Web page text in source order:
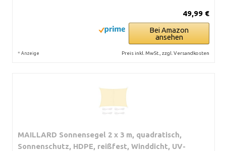
49,99 €
Bei Amazon
ansehen
* Anzeige Preis inkl. MwSt., zzgl. Versandkosten
MAILLARD Sonnensegel 2 x 3 m, quadratisch,
Sonnenschutz, HDPE, reißfest, Winddicht, UV-